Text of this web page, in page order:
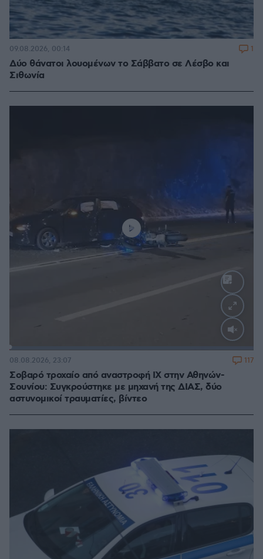
Δύο θάνατοι λουομένων το Σάββατο σε Λέσβο και
Σιθωνία
09.08.2026, 00:14 1
Σοβαρό τροχαίο από αναστροφή ΙΧ στην Αθηνών-
Σουνίου: Συγκρούστηκε με μηχανή της ΔΙΑΣ, δύο
αστυνομικοί τραυματίες, βίντεο
08.08.2026, 23:07 117